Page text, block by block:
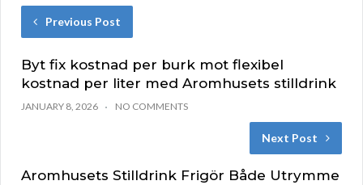
Previous Post
Byt fix kostnad per burk mot flexibel
kostnad per liter med Aromhusets stilldrink
JANUARY 8, 2026 NO COMMENTS
Next Post
Aromhusets Stilldrink Frigör Både Utrymme